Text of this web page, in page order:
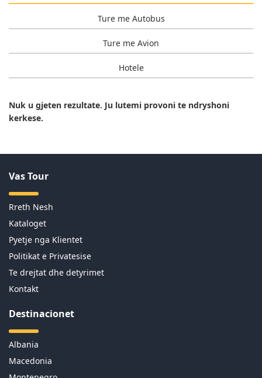
Ture me Autobus
Ture me Avion
Hotele
Nuk u gjeten rezultate. Ju lutemi provoni te ndryshoni
kerkese.
Vas Tour
Rreth Nesh
Kataloget
Pyetje nga Klientet
Politikat e Privatesise
Te drejtat dhe detyrimet
Kontakt
Destinacionet
Albania
Macedonia